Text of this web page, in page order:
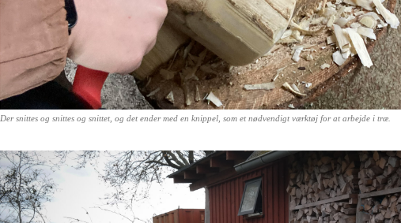
Der snittes og snittes og snittet, og det ender med en knippel, som et nødvendigt værktøj for at arbejde i træ.